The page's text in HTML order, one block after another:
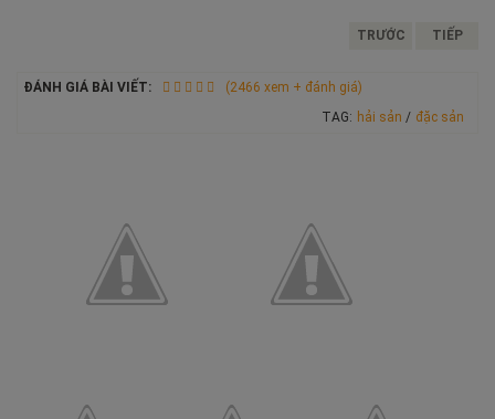
TRƯỚC TIẾP
ĐÁNH GIÁ BÀI VIẾT:
(2466 xem + đánh giá)
TAG: hải sản / đặc sản